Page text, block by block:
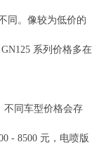
同。像较为低价的
系列价格多在
同车型价格会存
- 8500 元，电喷版